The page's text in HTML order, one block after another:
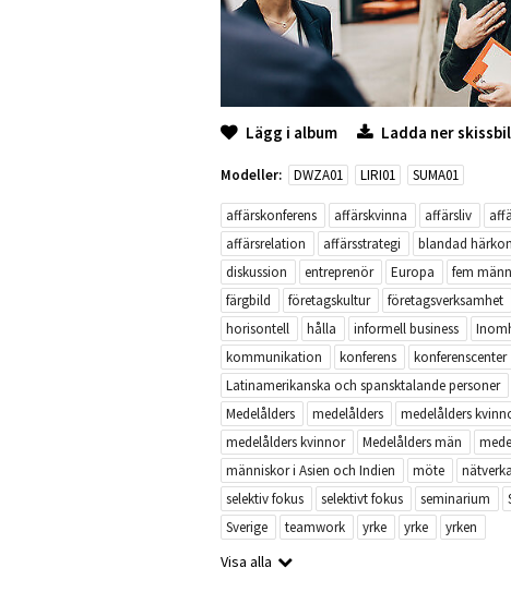
Lägg i album Ladda ner
Modeller: DWZA01 LIRI01 SUMA01
affärskonferens affärskvinna affärsliv
affärsrelation
affärsstrategi blandad
diskussion
entreprenör Europa fem
färgbild
företagskultur företagsverksamhet
horisontell
hålla informell business
kommunikation
konferens konferenscenter
Latinamerikanska och spansktalande personer
Medelålders
medelålders medelålders
medelålders kvinnor
Medelålders män
människor i Asien och Indien
möte
selektiv fokus
selektivt fokus seminarium
Sverige
teamwork yrke yrke yrken
Visa alla